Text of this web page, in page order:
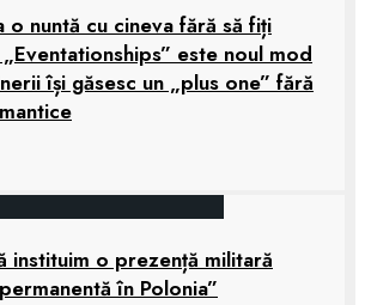
o nuntă cu cineva fără să fiți
este noul mod
își găsesc un „plus one” fără
instituim o prezență militară
în Polonia”